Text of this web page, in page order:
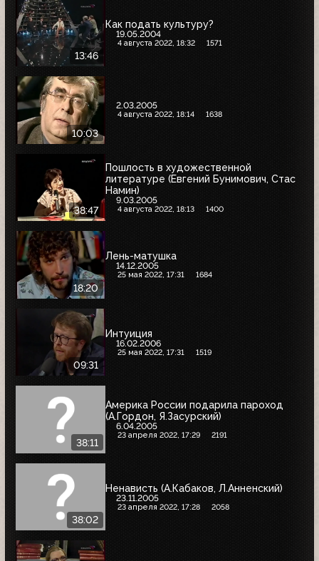
13:46
Как подать культуру?
19.05.2004
4 августа 2022, 18:32 1571
10:03
2.03.2005
4 августа 2022, 18:14 1638
38:47
Пошлость в художественной
литературе (Евгений Бунимович, Стас
Намин)
9.03.2005
4 августа 2022, 18:13 1400
18:20
Лень-матушка
14.12.2005
25 мая 2022, 17:31 1684
09:31
Интуиция
16.02.2006
25 мая 2022, 17:31 1519
38:11
Америка России подарила пароход
(А.Гордон, Я.Засурский)
6.04.2005
23 апреля 2022, 17:29 2191
38:02
Ненависть (А.Кабаков, Л.Анненский)
23.11.2005
23 апреля 2022, 17:28 2058